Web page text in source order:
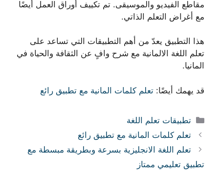
مقاطع الفيديو والموسيقى. تم تكييف أوراق العمل أيضًا
مع أغراض التعلم الذاتي.
هذا التطبيق يعدّ من أهم التطبيقات التي تساعد على
تعلم اللغة الالمانية مع شرح وافٍ عن الثقافة والحياة في
المانيا.
قد يهمك أيضًا: تعلم كلمات المانية مع تطبيق رائع
التصنيفات
تطبيقات تعلم اللغة
تعلم كلمات المانية مع تطبيق رائع
تعلم اللغة الانجليزية بسرعة وبطريقة مبسطة مع
تطبيق تعليمي ممتاز